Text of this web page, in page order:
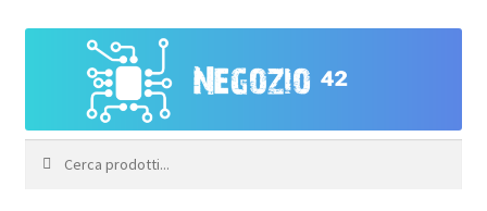
navigazione
contenuto